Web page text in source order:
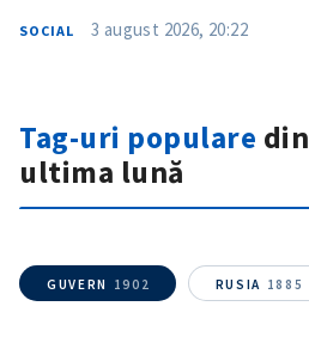
SOCIAL 3 august 2026, 20:22
Tag-uri populare din
ultima lună
GUVERN 1902 RUSIA 1885